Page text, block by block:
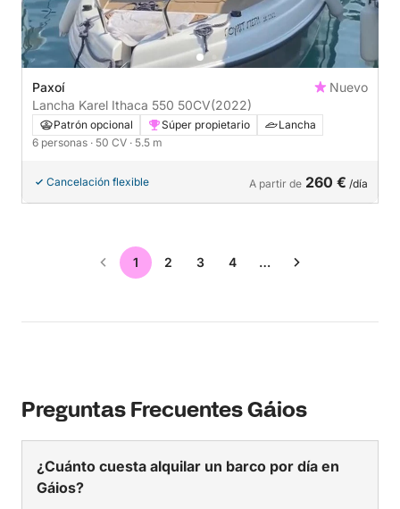
Paxoí
Nuevo
Lancha Karel Ithaca 550 50CV(2022)
Patrón opcional Súper propietario
Lancha
6 personas · 50 CV · 5.5 m
Cancelación flexible A partir de 260 € /día
1 2 3 4 …
Preguntas Frecuentes Gáios
¿Cuánto cuesta alquilar un barco por día en
Gáios?